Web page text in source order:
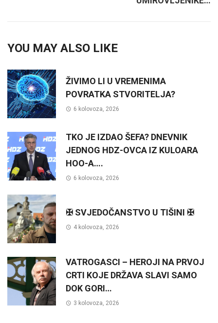
YOU MAY ALSO LIKE
ŽIVIMO LI U VREMENIMA
POVRATKA STVORITELJA?
6 kolovoza, 2026
TKO JE IZDAO ŠEFA? DNEVNIK
JEDNOG HDZ-OVCA IZ KULOARA
HOO-A….
6 kolovoza, 2026
✠ SVJEDOČANSTVO U TIŠINI ✠
4 kolovoza, 2026
VATROGASCI – HEROJI NA PRVOJ
CRTI KOJE DRŽAVA SLAVI SAMO
DOK GORI…
3 kolovoza, 2026